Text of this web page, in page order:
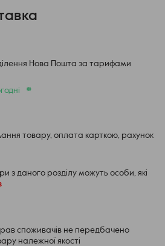
Нова Пошта за тарифами
*
товару, оплата карткою, рахунок
з даного розділу можуть особи, які
споживачів не передбачено
належної якості